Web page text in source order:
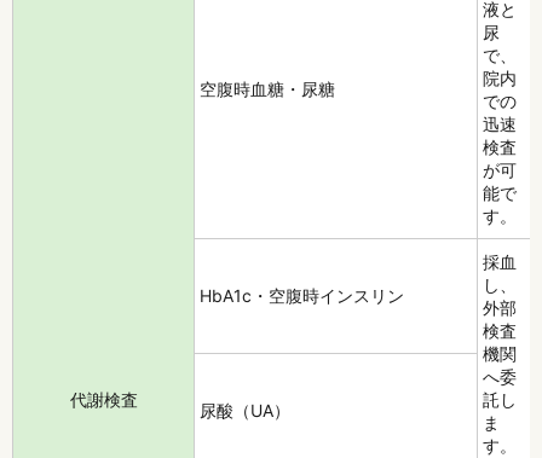
代謝検査
空腹時血糖・尿糖
液と
尿
で、
院内
での
迅速
検査
が可
能で
す。
HbA1c・空腹時インスリン
採血
し、
外部
検査
機関
へ委
託し
ま
す。
尿酸（UA）